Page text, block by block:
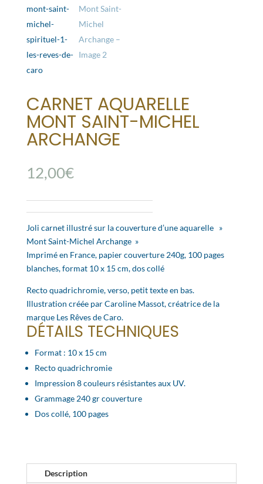
CARNET AQUARELLE
MONT SAINT-MICHEL
ARCHANGE
12,00€
Joli carnet illustré sur la couverture d’une aquarelle »
Mont Saint-Michel Archange »
Imprimé en France, papier couverture 240g, 100 pages
blanches, format 10 x 15 cm, dos collé
Recto quadrichromie, verso, petit texte en bas.
Illustration créée par Caroline Massot, créatrice de la
marque Les Rêves de Caro.
DÉTAILS TECHNIQUES
Format : 10 x 15 cm
Recto quadrichromie
Impression 8 couleurs résistantes aux UV.
Grammage 240 gr couverture
Dos collé, 100 pages
Description